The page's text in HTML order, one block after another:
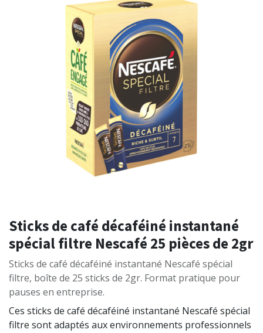
Sticks de café décaféiné instantané
spécial filtre Nescafé 25 pièces de 2gr
Sticks de café décaféiné instantané Nescafé spécial
filtre, boîte de 25 sticks de 2gr. Format pratique pour
pauses en entreprise.
Ces sticks de café décaféiné instantané Nescafé spécial
filtre sont adaptés aux environnements professionnels